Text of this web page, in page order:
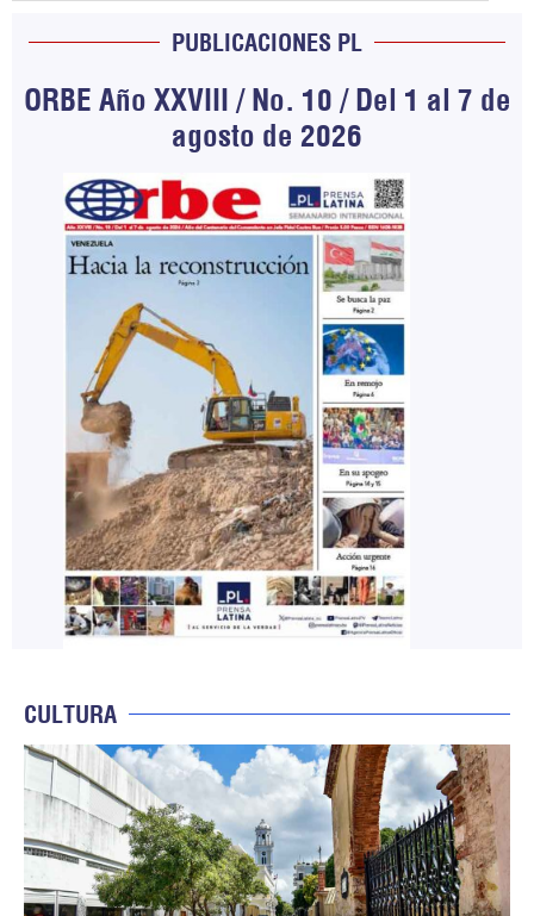
PUBLICACIONES PL
ORBE Año XXVIII / No. 10 / Del 1 al 7 de
agosto de 2026
CULTURA